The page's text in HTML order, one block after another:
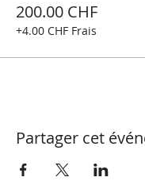
200.00 CHF
+4.00 CHF Frais
Partager cet